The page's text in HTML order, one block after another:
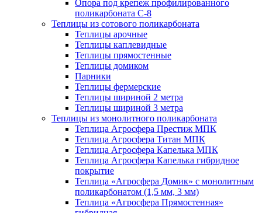
Опора под крепеж профилированного
поликарбоната С-8
Теплицы из сотового поликарбоната
Теплицы арочные
Теплицы каплевидные
Теплицы прямостенные
Теплицы домиком
Парники
Теплицы фермерские
Теплицы шириной 2 метра
Теплицы шириной 3 метра
Теплицы из монолитного поликарбоната
Теплица Агросфера Престиж МПК
Теплица Агросфера Титан МПК
Теплица Агросфера Капелька МПК
Теплица Агросфера Капелька гибридное
покрытие
Теплица «Агросфера Домик» с монолитным
поликарбонатом (1,5 мм, 3 мм)
Теплица «Агросфера Прямостенная»